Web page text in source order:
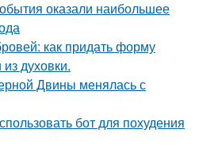
оказали наибольшее
как придать форму
духовки.
Двины менялась с
бот для похудения